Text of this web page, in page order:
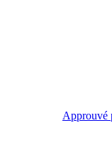
Approuvé